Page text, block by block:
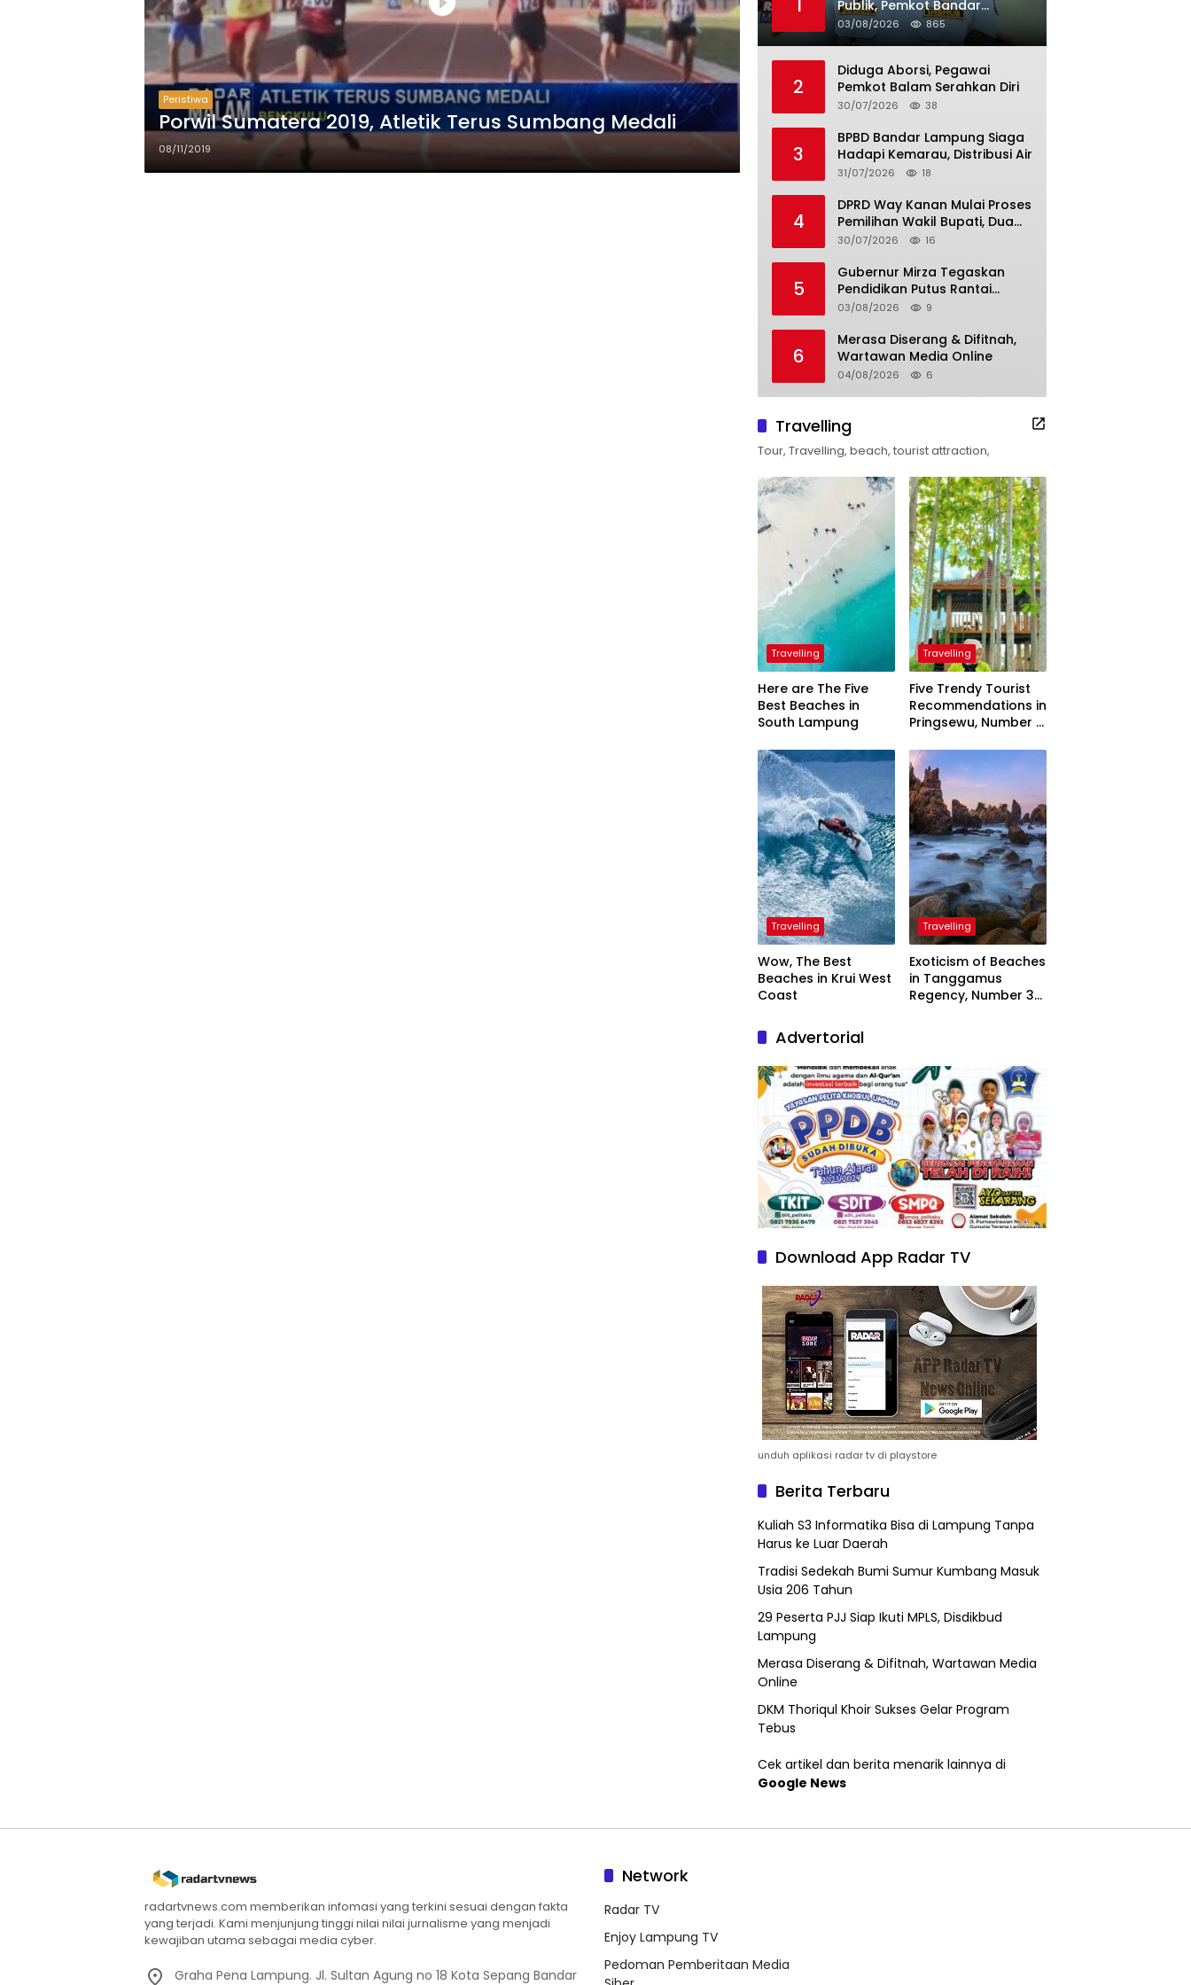
Peristiwa
Porwil Sumatera 2019, Atletik Terus Sumbang Medali
08/11/2019
1
Publik, Pemkot Bandar
Lampung Uji Coba Bus Umum
03/08/2026 865
2
Diduga Aborsi, Pegawai
Pemkot Balam Serahkan Diri
30/07/2026 38
3
BPBD Bandar Lampung Siaga
Hadapi Kemarau, Distribusi Air
31/07/2026 18
4
DPRD Way Kanan Mulai Proses
Pemilihan Wakil Bupati, Dua
Nama Resmi Bersaing
30/07/2026 16
5
Gubernur Mirza Tegaskan
Pendidikan Putus Rantai
Kemiskinan
03/08/2026 9
6
Merasa Diserang & Difitnah,
Wartawan Media Online
04/08/2026 6
Travelling
Tour, Travelling, beach, tourist attraction,
Travelling
Here are The Five
Best Beaches in
South Lampung
Travelling
Five Trendy Tourist
Recommendations in
Pringsewu, Number 3
President
Travelling
Wow, The Best
Beaches in Krui West
Coast
Travelling
Exoticism of Beaches
in Tanggamus
Regency, Number 3
Advertorial
Download App Radar TV
unduh aplikasi radar tv di playstore
Berita Terbaru
Kuliah S3 Informatika Bisa di Lampung Tanpa
Harus ke Luar Daerah
Tradisi Sedekah Bumi Sumur Kumbang Masuk
Usia 206 Tahun
29 Peserta PJJ Siap Ikuti MPLS, Disdikbud
Lampung
Merasa Diserang & Difitnah, Wartawan Media
Online
DKM Thoriqul Khoir Sukses Gelar Program
Tebus
Cek artikel dan berita menarik lainnya di
Google News
radartvnews.com memberikan infomasi yang terkini sesuai dengan fakta
yang terjadi. Kami menjunjung tinggi nilai nilai jurnalisme yang menjadi
kewajiban utama sebagai media cyber.
Graha Pena Lampung. Jl. Sultan Agung no 18 Kota Sepang Bandar
Network
Radar TV
Enjoy Lampung TV
Pedoman Pemberitaan Media